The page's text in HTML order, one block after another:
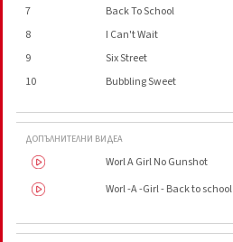
7
Back To School
8
I Can't Wait
9
Six Street
10
Bubbling Sweet
ДОПЪЛНИТЕЛНИ ВИДЕА
Worl A Girl No Gunshot
Worl -A -Girl - Back to school